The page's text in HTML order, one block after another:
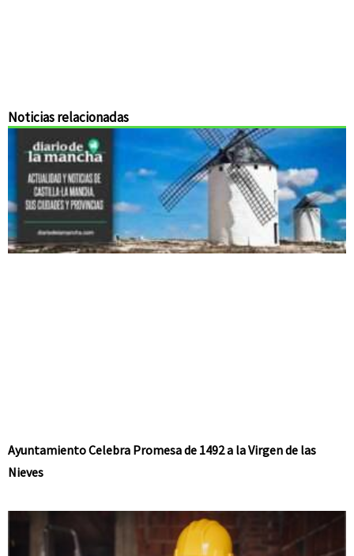
Noticias relacionadas
Ayuntamiento Celebra Promesa de 1492 a la Virgen de las
Nieves